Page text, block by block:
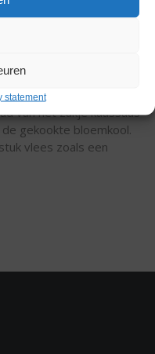
statement
ze beetgaar en zacht
van het zakje kaassaus
gekookte bloemkool.
vlees zoals een